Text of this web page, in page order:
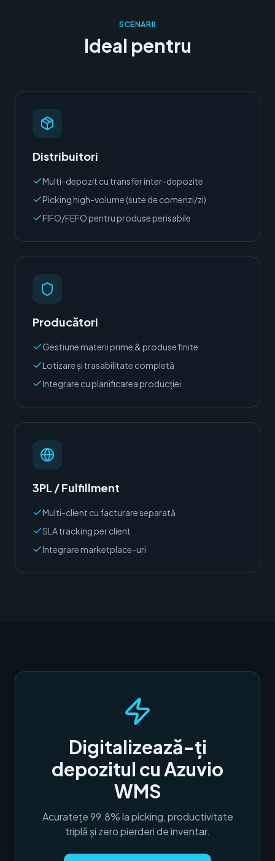
SCENARII
Ideal pentru
Distribuitori
Multi-depozit cu transfer inter-depozite
Picking high-volume (sute de comenzi/zi)
FIFO/FEFO pentru produse perisabile
Producători
Gestiune materii prime & produse finite
Lotizare și trasabilitate completă
Integrare cu planificarea producției
3PL / Fulfillment
Multi-client cu facturare separată
SLA tracking per client
Integrare marketplace-uri
Digitalizează-ți
depozitul cu Azuvio
WMS
Acuratețe 99.8% la picking, productivitate
triplă și zero pierderi de inventar.